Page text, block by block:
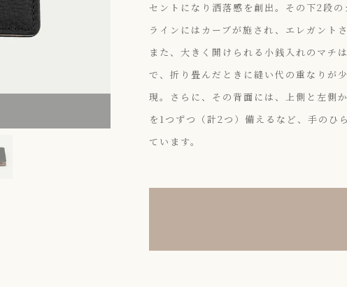
セントになり洒落感を創出。その下2段
ラインにはカーブが施され、エレガント
また、大きく開けられる小銭入れのマチ
で、折り畳んだときに縫い代の重なりが
現。さらに、その背面には、上側と左側
を1つずつ（計2つ）備えるなど、手のひ
ています。